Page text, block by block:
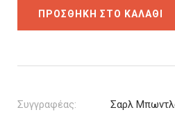
ΠΡΟΣΘΉΚΗ ΣΤΟ ΚΑΛΆΘΙ
Συγγραφέας: Σαρλ